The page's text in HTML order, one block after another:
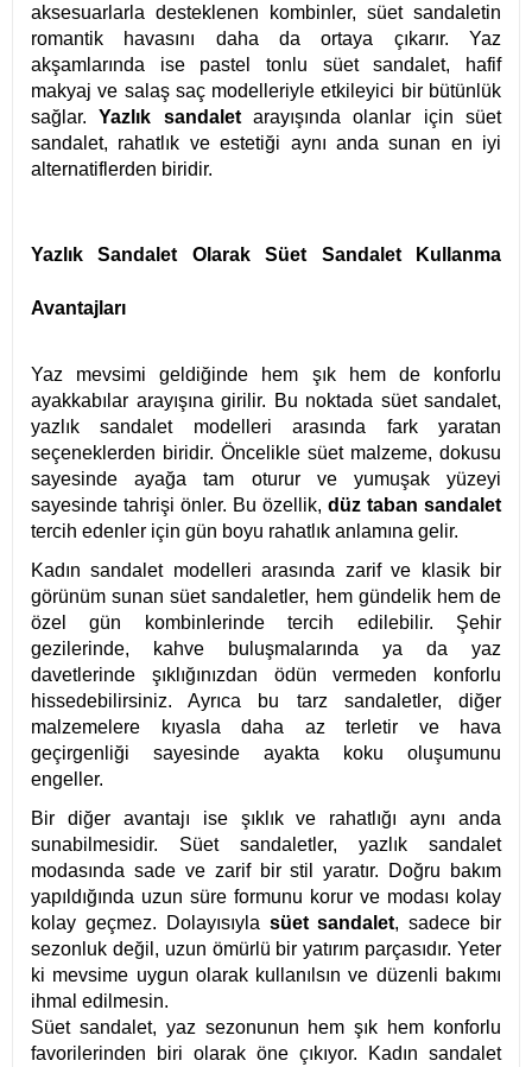
aksesuarlarla desteklenen kombinler, süet sandaletin
romantik havasını daha da ortaya çıkarır. Yaz
akşamlarında ise pastel tonlu süet sandalet, hafif
makyaj ve salaş saç modelleriyle etkileyici bir bütünlük
sağlar.Yazlık sandaletarayışında olanlar için süet
sandalet, rahatlık ve estetiği aynı anda sunan en iyi
alternatiflerden biridir.
Yazlık Sandalet Olarak Süet Sandalet Kullanma
Avantajları
Yaz mevsimi geldiğinde hem şık hem de konforlu
ayakkabılar arayışına girilir. Bu noktada süet sandalet,
yazlık sandalet modelleri arasında fark yaratan
seçeneklerden biridir. Öncelikle süet malzeme, dokusu
sayesinde ayağa tam oturur ve yumuşak yüzeyi
sayesinde tahrişi önler. Bu özellik, düz taban sandalet
tercih edenler için gün boyu rahatlık anlamına gelir.
Kadın sandalet modelleri arasında zarif ve klasik bir
görünüm sunan süet sandaletler, hem gündelik hem de
özel gün kombinlerinde tercih edilebilir. Şehir
gezilerinde, kahve buluşmalarında ya da yaz
davetlerinde şıklığınızdan ödün vermeden konforlu
hissedebilirsiniz. Ayrıca bu tarz sandaletler, diğer
malzemelere kıyasla daha az terletir ve hava
geçirgenliği sayesinde ayakta koku oluşumunu
engeller.
Bir diğer avantajı ise şıklık ve rahatlığı aynı anda
sunabilmesidir. Süet sandaletler, yazlık sandalet
modasında sade ve zarif bir stil yaratır. Doğru bakım
yapıldığında uzun süre formunu korur ve modası kolay
kolay geçmez. Dolayısıyla süet sandalet, sadece bir
sezonluk değil, uzun ömürlü bir yatırım parçasıdır. Yeter
ki mevsime uygun olarak kullanılsın ve düzenli bakımı
ihmal edilmesin.
Süet sandalet, yaz sezonunun hem şık hem konforlu
favorilerinden biri olarak öne çıkıyor. Kadın sandalet